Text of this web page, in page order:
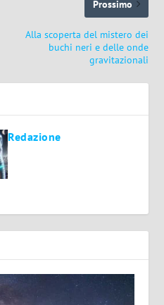
Prossimo
Alla scoperta del mistero dei
buchi neri e delle onde
gravitazionali
Redazione